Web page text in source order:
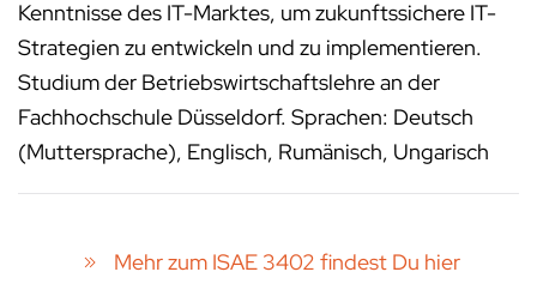
Kenntnisse des IT-Marktes, um zukunftssichere IT-
Strategien zu entwickeln und zu implementieren.
Studium der Betriebswirtschaftslehre an der
Fachhochschule Düsseldorf. Sprachen: Deutsch
(Muttersprache), Englisch, Rumänisch, Ungarisch
Mehr zum ISAE 3402 findest Du hier